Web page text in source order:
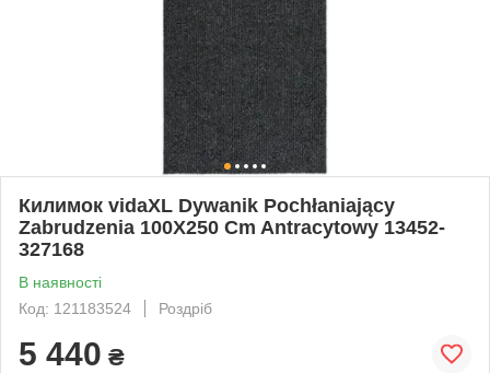
Килимок vidaXL Dywanik Pochłaniający
Zabrudzenia 100X250 Cm Antracytowy 13452-
327168
В наявності
Код: 121183524
Роздріб
5 440 ₴